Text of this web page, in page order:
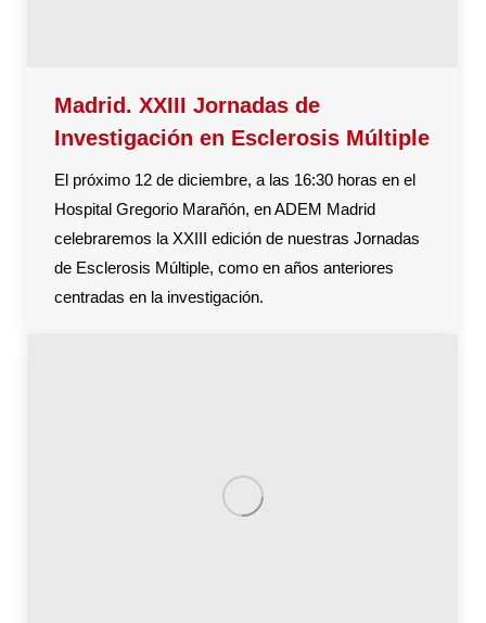
Madrid. XXIII Jornadas de
Investigación en Esclerosis Múltiple
El próximo 12 de diciembre, a las 16:30 horas en el
Hospital Gregorio Marañón, en ADEM Madrid
celebraremos la XXIII edición de nuestras Jornadas
de Esclerosis Múltiple, como en años anteriores
centradas en la investigación.